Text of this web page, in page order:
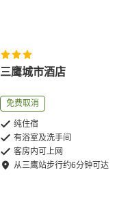
三鹰城市酒店
免费取消
纯住宿
有浴室及洗手间
客房内可上网
从三鹰站步行约6分钟可达